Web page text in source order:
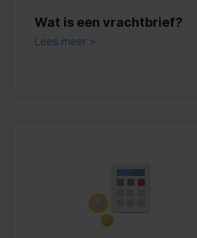
Wat is een vrachtbrief?
Lees meer >